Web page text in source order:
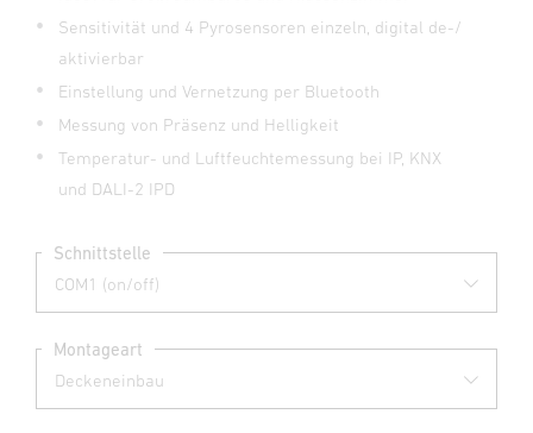
Sensitivität und 4 Pyrosensoren einzeln, digital de-/
aktivierbar
Einstellung und Vernetzung per Bluetooth
Messung von Präsenz und Helligkeit
Temperatur- und Luftfeuchtemessung bei IP, KNX
und DALI-2 IPD
Schnittstelle
Montageart